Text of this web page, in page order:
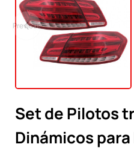
Previous
Set de Pilotos
Dinámicos